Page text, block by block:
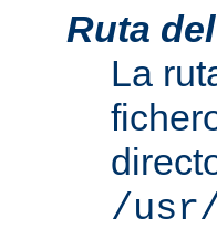
Ruta
La
/